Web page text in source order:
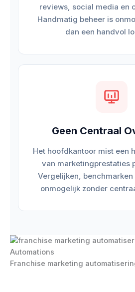
reviews, social media en
Handmatig beheer is
dan een handvol
Geen Centraal
Het hoofdkantoor mist een
van marketingprestaties
Vergelijken,
onmogelijk zonder
Franchise marketing